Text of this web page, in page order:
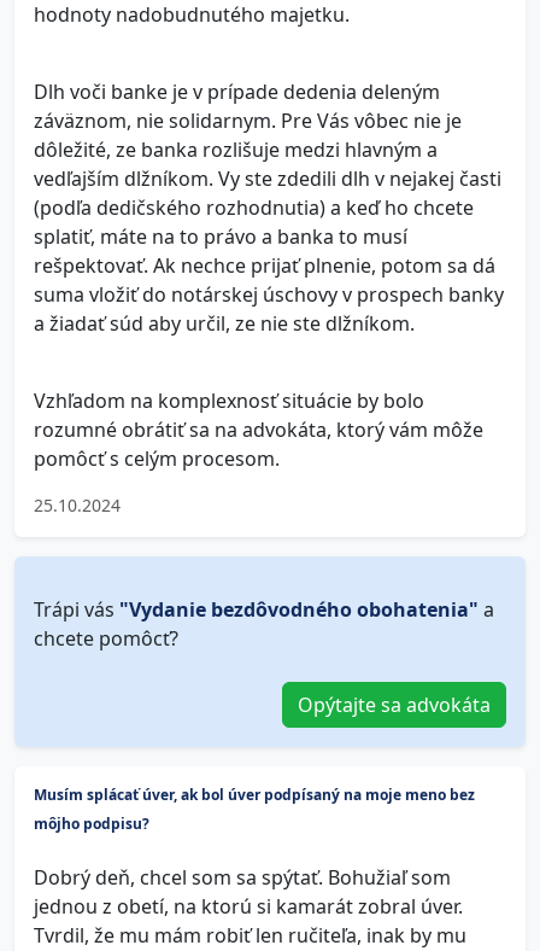
hodnoty nadobudnutého majetku.
Dlh voči banke je v prípade dedenia deleným
záväznom, nie solidarnym. Pre Vás vôbec nie je
dôležité, ze banka rozlišuje medzi hlavným a
vedľajším dlžníkom. Vy ste zdedili dlh v nejakej časti
(podľa dedičského rozhodnutia) a keď ho chcete
splatiť, máte na to právo a banka to musí
rešpektovať. Ak nechce prijať plnenie, potom sa dá
suma vložiť do notárskej úschovy v prospech banky
a žiadať súd aby určil, ze nie ste dlžníkom.
Vzhľadom na komplexnosť situácie by bolo
rozumné obrátiť sa na advokáta, ktorý vám môže
pomôcť s celým procesom.
25.10.2024
Trápi vás "Vydanie bezdôvodného obohatenia" a
chcete pomôcť?
Opýtajte sa advokáta
Musím splácať úver, ak bol úver podpísaný na moje meno bez
môjho podpisu?
Dobrý deň, chcel som sa spýtať. Bohužiaľ som
jednou z obetí, na ktorú si kamarát zobral úver.
Tvrdil, že mu mám robiť len ručiteľa, inak by mu